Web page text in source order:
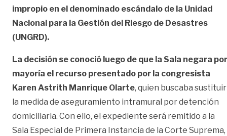
impropio en el denominado escándalo de la Unidad
Nacional para la Gestión del Riesgo de Desastres
(UNGRD).
La decisión se conoció luego de que la Sala negara por
mayoría el recurso presentado por la congresista
Karen Astrith Manrique Olarte, quien buscaba sustituir
la medida de aseguramiento intramural por detención
domiciliaria. Con ello, el expediente será remitido a la
Sala Especial de Primera Instancia de la Corte Suprema,